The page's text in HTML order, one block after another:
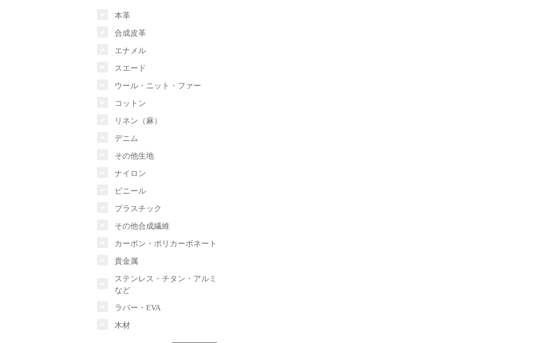
本革
合成皮革
エナメル
スエード
ウール・ニット・ファー
コットン
リネン（麻）
デニム
その他生地
ナイロン
ビニール
プラスチック
その他合成繊維
カーボン・ポリカーボネート
貴金属
ステンレス・チタン・アルミ
など
ラバー・EVA
木材